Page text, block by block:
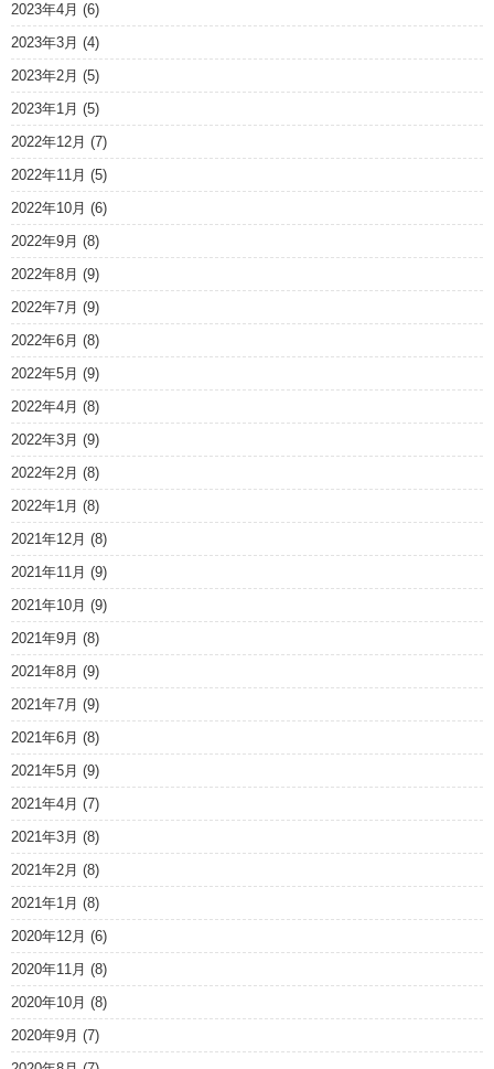
2023年4月 (6)
2023年3月 (4)
2023年2月 (5)
2023年1月 (5)
2022年12月 (7)
2022年11月 (5)
2022年10月 (6)
2022年9月 (8)
2022年8月 (9)
2022年7月 (9)
2022年6月 (8)
2022年5月 (9)
2022年4月 (8)
2022年3月 (9)
2022年2月 (8)
2022年1月 (8)
2021年12月 (8)
2021年11月 (9)
2021年10月 (9)
2021年9月 (8)
2021年8月 (9)
2021年7月 (9)
2021年6月 (8)
2021年5月 (9)
2021年4月 (7)
2021年3月 (8)
2021年2月 (8)
2021年1月 (8)
2020年12月 (6)
2020年11月 (8)
2020年10月 (8)
2020年9月 (7)